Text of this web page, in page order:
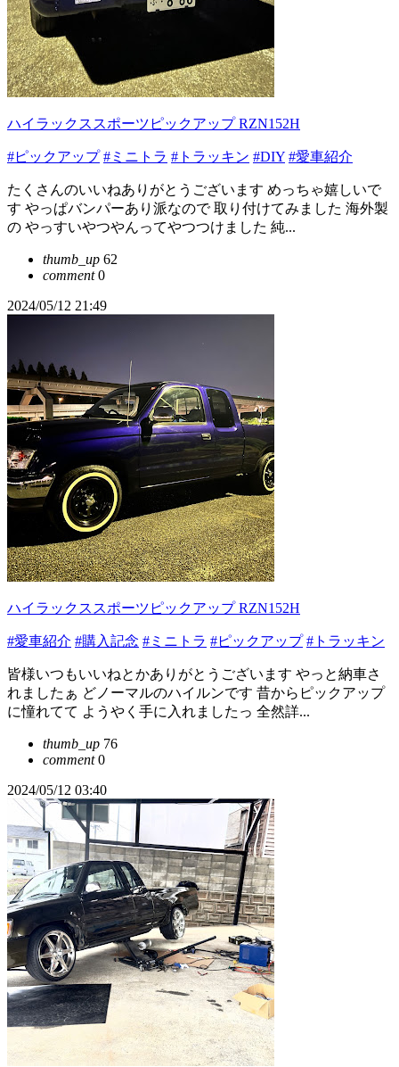
ハイラックススポーツピックアップ RZN152H
#ピックアップ #ミニトラ #トラッキン #DIY #愛車紹介
たくさんのいいねありがとうございます めっちゃ嬉しいで
す やっぱバンパーあり派なので 取り付けてみました 海外製
の やっすいやつやんってやつつけました 純...
thumb_up 62
comment0
2024/05/12 21:49
ハイラックススポーツピックアップ RZN152H
#愛車紹介 #購入記念 #ミニトラ #ピックアップ #トラッキン
皆様いつもいいねとかありがとうございます やっと納車さ
れましたぁ どノーマルのハイルンです 昔からピックアップ
に憧れてて ようやく手に入れましたっ 全然詳...
thumb_up 76
comment0
2024/05/12 03:40